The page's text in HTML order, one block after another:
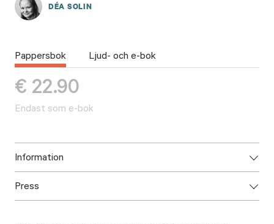
DÉA SOLIN
Pappersbok Ljud- och e-bok
€ 22.90
Endast som e-bok
Information
ISBN: 9789523331327
Press